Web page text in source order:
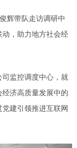
辉带队走访调研中
，助力地方社会经
监控调度中心，就
济高质量发展中的
建引领推进互联网